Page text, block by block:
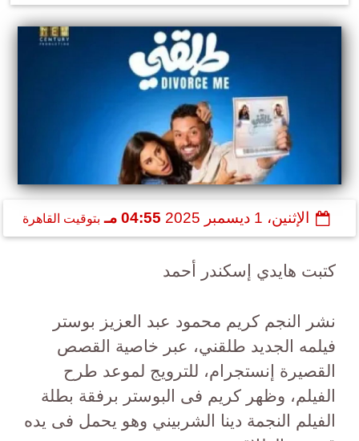
الإثنين، 1 ديسمبر 2025 04:55 مـ بتوقيت القاهرة
كتبت هايدي إسكندر أحمد
نشر النجم كريم محمود عبد العزيز بوستر
فيلمه الجديد طلقني، عبر خاصية القصص
القصيرة إنستجرام، للترويج لموعد طرح
الفيلم، وظهر كريم فى البوستر برفقة بطلة
الفيلم النجمة دينا الشربيني وهو يحمل فى يده